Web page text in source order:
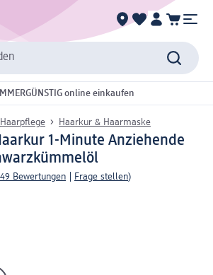
IMMERGÜNSTIG online einkaufen
Haarpflege Haarkur & Haarmaske
1-Minute Anziehende
Bewertungen Frage stellen)